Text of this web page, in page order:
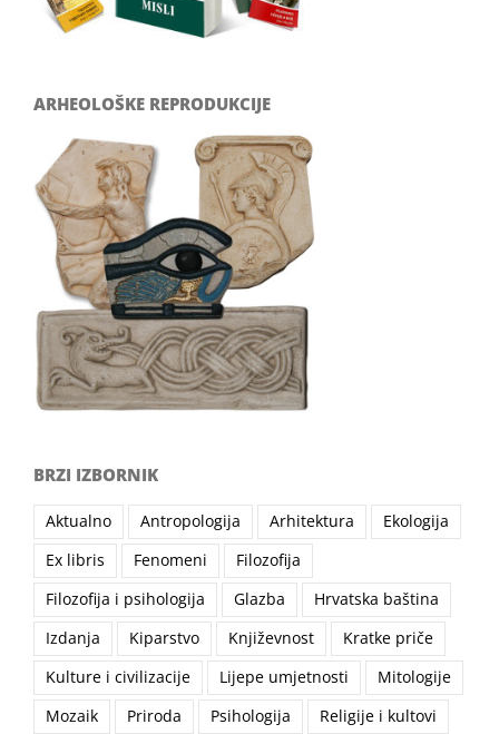
ARHEOLOŠKE REPRODUKCIJE
BRZI IZBORNIK
Aktualno Antropologija Arhitektura
Ekologija
Ex libris
Fenomeni
Filozofija
Filozofija i psihologija
Glazba
Hrvatska baština
Izdanja
Kiparstvo Književnost
Kratke priče
Kulture i civilizacije
Lijepe umjetnosti
Mitologije
Mozaik
Priroda Psihologija
Religije i kultovi